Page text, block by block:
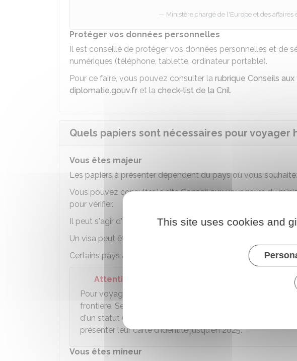
Ministère chargé de l'Europe et des affaires
Protéger vos données personnelles
Il est conseillé de protéger vos données personnelles et de
numériques (téléphone, tablette, ordinateur portable).
Pour ce faire, vous pouvez consulter la rubrique Conseils
diplomatie.gouv.fr et la check-list de la Cnil.
Quels papiers sont nécessaires pour voyager
Vous êtes majeur
Les papiers à présenter dépendent du pays où vous
Vous pouvez consulter le siteConseil aux voyageursdu
pour vérifier.
Il peut s'agir d'un passeport valide au moment du voyage ou
Un visa peut être nécessaire.
Certains pays acceptent également une carte d'identité
Attention
Pour voyager au Royaume-Uni, vous devez présenter
frontière. Seuls les ressortissants Irlandais, les citoyens
d'un statut (provisoire ou non) de résident au Royaume-
présenter leur carte d'identité jusqu'en 2025.
Vous êtes mineur
This site uses cookies and